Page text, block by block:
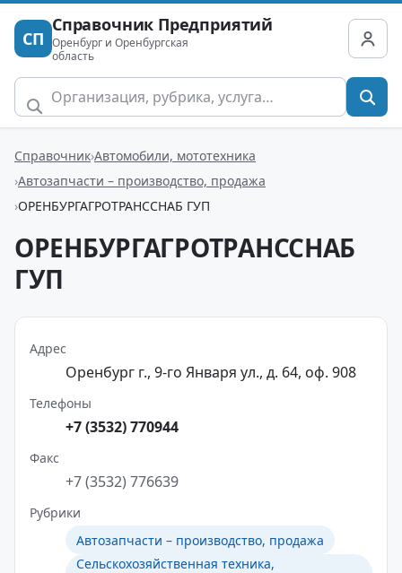
СП
Справочник Предприятий
Оренбург и Оренбургская
область
Справочник Автомобили, мототехника
Автозапчасти – производство, продажа
ОРЕНБУРГАГРОТРАНССНАБ ГУП
ОРЕНБУРГАГРОТРАНССНАБ
ГУП
Адрес
Оренбург г., 9-го Января ул., д. 64, оф. 908
Телефоны
+7 (3532) 770944
Факс
+7 (3532) 776639
Рубрики
Автозапчасти – производство, продажа
Сельскохозяйственная техника,